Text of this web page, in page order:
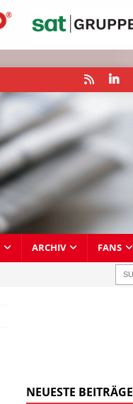
ARCHIV FANS
NEUESTE BEITRÄGE